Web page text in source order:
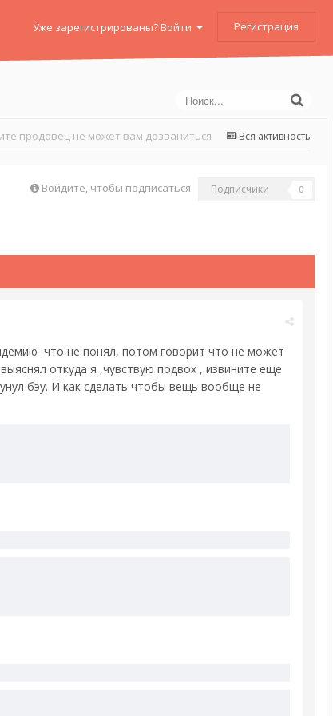
Уже зарегистрированы? Войти Регистрация
Вся активность
продовец не может вам дозваниться
Войдите, чтобы подписаться Подписчики 0
что не понял, потом говорит что не может
откуда я ,чувствую подвох , извините еще
бэу. И как сделать чтобы вещь вообще не